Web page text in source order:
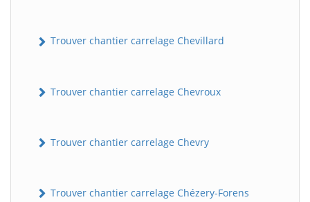
Trouver chantier carrelage Chevillard
Trouver chantier carrelage Chevroux
Trouver chantier carrelage Chevry
Trouver chantier carrelage Chézery-Forens